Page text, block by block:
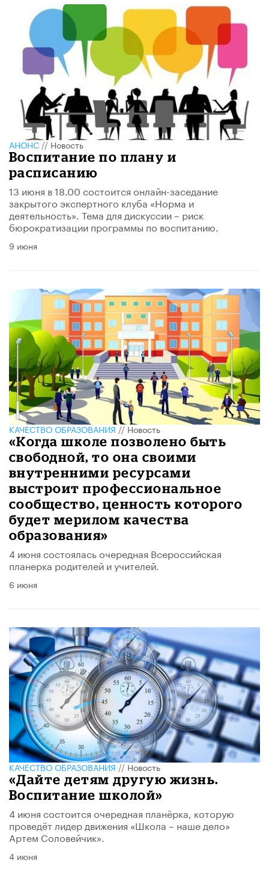
АНОНС//Новость
Воспитание по плану и
расписанию
13 июня в 18.00 состоится онлайн-заседание
закрытого экспертного клуба «Норма и
деятельность». Тема для дискуссии – риск
бюрократизации программы по воспитанию.
9 июня
КАЧЕСТВО ОБРАЗОВАНИЯ//Новость
«Когда школе позволено быть
свободной, то она своими
внутренними ресурсами
выстроит профессиональное
сообщество, ценность которого
будет мерилом качества
образования»
4 июня состоялась очередная Всероссийская
планерка родителей и учителей.
6 июня
КАЧЕСТВО ОБРАЗОВАНИЯ//Новость
«Дайте детям другую жизнь.
Воспитание школой»
4 июня состоится очередная планёрка, которую
проведёт лидер движения «Школа – наше дело»
Артем Соловейчик».
4 июня